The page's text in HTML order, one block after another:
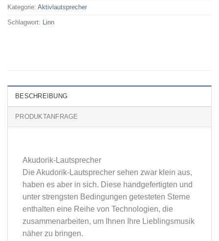
Kategorie: Aktivlautsprecher
Schlagwort: Linn
BESCHREIBUNG
PRODUKTANFRAGE
Akudorik-Lautsprecher
Die Akudorik-Lautsprecher sehen zwar klein aus,
haben es aber in sich. Diese handgefertigten und
unter strengsten Bedingungen getesteten Sterne
enthalten eine Reihe von Technologien, die
zusammenarbeiten, um Ihnen Ihre Lieblingsmusik
näher zu bringen.